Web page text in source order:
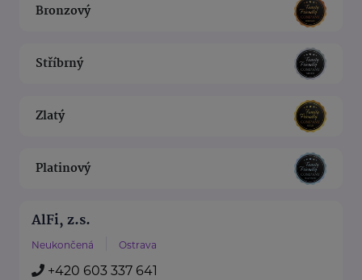
Bronzový
Stříbrný
Zlatý
Platinový
AlFi, z.s.
Neukončená Ostrava
+420 603 337 641